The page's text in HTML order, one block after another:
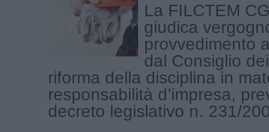
La FILCTEM
giudica
provvedimento
dal Consiglio
riforma della disciplina in
responsabilità d’impresa,
decreto legislativo n. 231/